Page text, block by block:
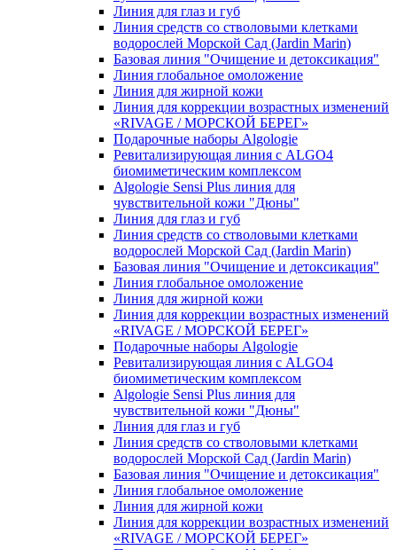
Линия для глаз и губ
Линия средств со стволовыми клетками
водорослей Морской Сад (Jardin Marin)
Базовая линия "Очищение и детоксикация"
Линия глобальное омоложение
Линия для жирной кожи
Линия для коррекции возрастных изменений
«RIVAGE / МОРСКОЙ БЕРЕГ»
Подарочные наборы Algologie
Ревитализирующая линия с ALGO4
биомиметическим комплексом
Algologie Sensi Plus линия для
чувcтвительной кожи "Дюны"
Линия для глаз и губ
Линия средств со стволовыми клетками
водорослей Морской Сад (Jardin Marin)
Базовая линия "Очищение и детоксикация"
Линия глобальное омоложение
Линия для жирной кожи
Линия для коррекции возрастных изменений
«RIVAGE / МОРСКОЙ БЕРЕГ»
Подарочные наборы Algologie
Ревитализирующая линия с ALGO4
биомиметическим комплексом
Algologie Sensi Plus линия для
чувcтвительной кожи "Дюны"
Линия для глаз и губ
Линия средств со стволовыми клетками
водорослей Морской Сад (Jardin Marin)
Базовая линия "Очищение и детоксикация"
Линия глобальное омоложение
Линия для жирной кожи
Линия для коррекции возрастных изменений
«RIVAGE / МОРСКОЙ БЕРЕГ»